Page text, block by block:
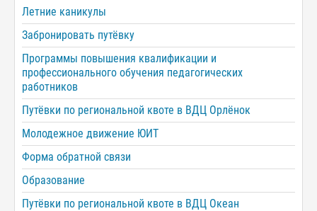
Летние каникулы
Забронировать путёвку
Программы повышения квалификации и
профессионального обучения педагогических
работников
Путёвки по региональной квоте в ВДЦ Орлёнок
Молодежное движение ЮИТ
Форма обратной связи
Образование
Путёвки по региональной квоте в ВДЦ Океан